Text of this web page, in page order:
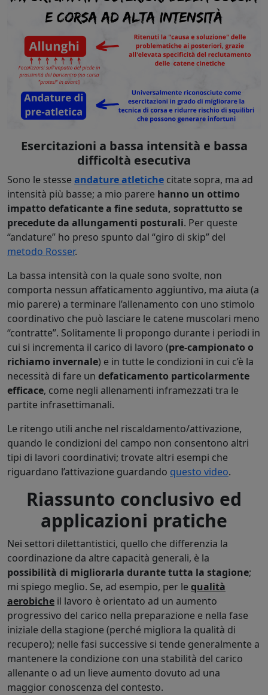
Esercitazioni a bassa intensità e bassa
difficoltà esecutiva
Sono le stesse andature atletiche citate sopra, ma ad
intensità più basse; a mio parere hanno un ottimo
impatto defaticante a fine seduta, soprattutto se
precedute da allungamenti posturali. Per queste
“andature” ho preso spunto dal “giro di skip” del
metodo Rosser.
La bassa intensità con la quale sono svolte, non
comporta nessun affaticamento aggiuntivo, ma aiuta (a
mio parere) a terminare l’allenamento con uno stimolo
coordinativo che può lasciare le catene muscolari meno
“contratte”. Solitamente li propongo durante i periodi in
cui si incrementa il carico di lavoro (pre-campionato o
richiamo invernale) e in tutte le condizioni in cui c’è la
necessità di fare un defaticamento particolarmente
efficace, come negli allenamenti inframezzati tra le
partite infrasettimanali.
Le ritengo utili anche nel riscaldamento/attivazione,
quando le condizioni del campo non consentono altri
tipi di lavori coordinativi; trovate altri esempi che
riguardano l’attivazione guardando questo video.
Riassunto conclusivo ed
applicazioni pratiche
Nei settori dilettantistici, quello che differenzia la
coordinazione da altre capacità generali, è la
possibilità di migliorarla durante tutta la stagione;
mi spiego meglio. Se, ad esempio, per le qualità
aerobiche il lavoro è orientato ad un aumento
progressivo del carico nella preparazione e nella fase
iniziale della stagione (perché migliora la qualità di
recupero); nelle fasi successive si tende generalmente a
mantenere la condizione con una stabilità del carico
allenante o ad un lieve aumento dovuto ad una
maggior conoscenza del contesto.